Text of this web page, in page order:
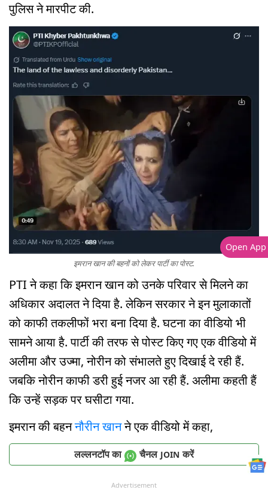
पुलिस ने मारपीट की.
इमरान खान की बहनों को लेकर पार्टी का पोस्ट.
PTI ने कहा कि इमरान खान को उनके परिवार से मिलने का
अधिकार अदालत ने दिया है. लेकिन सरकार ने इन मुलाकातों
को काफी तकलीफों भरा बना दिया है. घटना का वीडियो भी
सामने आया है. पार्टी की तरफ से पोस्ट किए गए एक वीडियो में
अलीमा और उज्मा, नोरीन को संभालते हुए दिखाई दे रही हैं.
जबकि नोरीन काफी डरी हुई नजर आ रही हैं. अलीमा कहती हैं
कि उन्हें सड़क पर घसीटा गया.
इमरान की बहननौरीन खानने एक वीडियो में कहा,
लल्लनटॉप का चैनल JOIN करें
Advertisement
Open App